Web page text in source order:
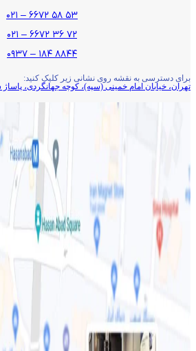
۵۳ ۵۸ ۶۶۷۲ – ۰۲۱
۷۲ ۳۶ ۶۶۷۲ – ۰۲۱
۸۸۴۴ ۱۸۴ – ۰۹۳۷
برای دسترسی به نقشه روی نشانی زیر کلیک کنید:
تهران، خیابان امام خمینی (سپه)، کوچه جهانگردی،‌ پاساژ